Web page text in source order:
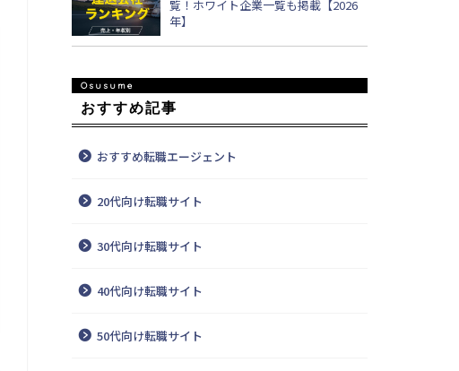
覧！ホワイト企業一覧も掲載【2026
年】
おすすめ記事
おすすめ転職エージェント
20代向け転職サイト
30代向け転職サイト
40代向け転職サイト
50代向け転職サイト